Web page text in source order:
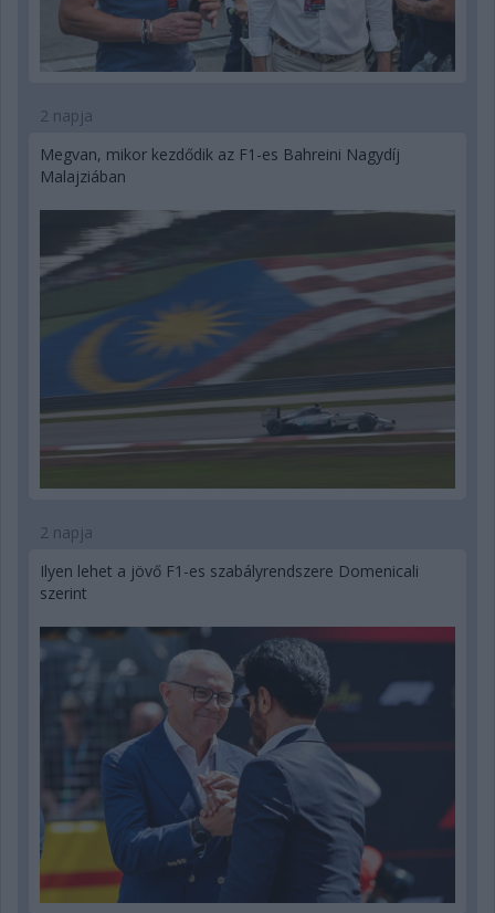
2 napja
Megvan, mikor kezdődik az F1-es Bahreini Nagydíj
Malajziában
2 napja
Ilyen lehet a jövő F1-es szabályrendszere Domenicali
szerint